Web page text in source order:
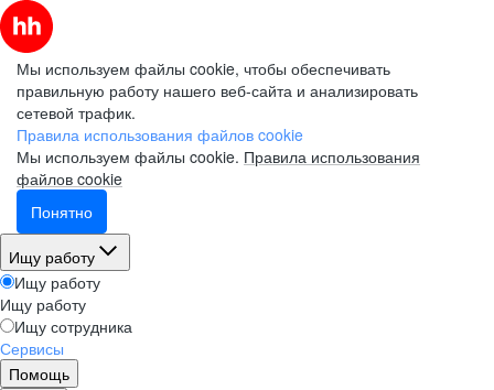
Мы используем файлы cookie, чтобы обеспечивать
правильную работу нашего веб-сайта и анализировать
сетевой трафик.
Правила использования файлов cookie
Мы используем файлы cookie. Правила использования
файлов cookie
Понятно
Ищу работу
Ищу работу
Ищу работу
Ищу сотрудника
Сервисы
Помощь